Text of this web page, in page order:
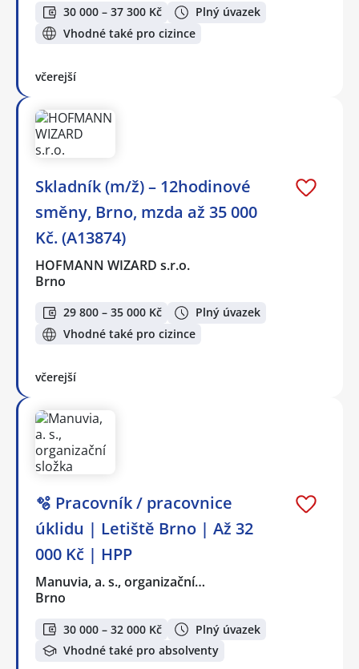
30 000 – 37 300 Kč
Plný úvazek
Vhodné také pro cizince
včerejší
Skladník (m/ž) – 12hodinové
směny, Brno, mzda až 35 000
Kč. (A13874)
HOFMANN WIZARD s.r.o.
Brno
29 800 – 35 000 Kč
Plný úvazek
Vhodné také pro cizince
včerejší
🫧 Pracovník / pracovnice
úklidu | Letiště Brno | Až 32
000 Kč | HPP
Manuvia, a. s., organizační…
Brno
30 000 – 32 000 Kč
Plný úvazek
Vhodné také pro absolventy